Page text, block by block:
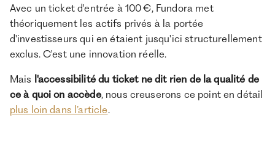
Avec un ticket d'entrée à 100 €, Fundora met
théoriquement les actifs privés à la portée
d'investisseurs qui en étaient jusqu'ici structurellement
exclus. C'est une innovation réelle.
Mais l'accessibilité du ticket ne dit rien de la qualité de
ce à quoi on accède, nous creuserons ce point en détail
plus loin dans l’article.